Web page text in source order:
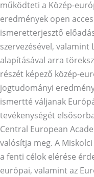
működteti a Közép-
eredmények open
ismeretterjesztő
szervezésével, valamint
alapításával arra
részét képező közép-
jogtudományi
ismertté váljanak
tevékenységét
Central European
valósítja meg. A
a fenti célok elérése
európai, valamint az